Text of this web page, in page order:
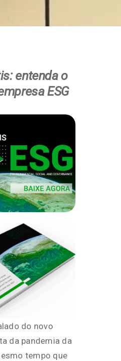
entenda o
ESG
do novo
da pandemia da
tempo que